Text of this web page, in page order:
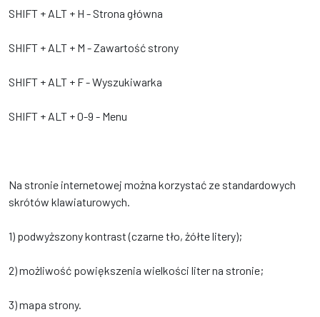
SHIFT + ALT + H - Strona główna
SHIFT + ALT + M - Zawartość strony
SHIFT + ALT + F - Wyszukiwarka
SHIFT + ALT + 0-9 - Menu
Na stronie internetowej można korzystać ze standardowych
skrótów klawiaturowych.
1) podwyższony kontrast (czarne tło, żółte litery);
2) możliwość powiększenia wielkości liter na stronie;
3) mapa strony.